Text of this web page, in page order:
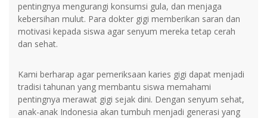
pentingnya mengurangi konsumsi gula, dan menjaga
kebersihan mulut. Para dokter gigi memberikan saran dan
motivasi kepada siswa agar senyum mereka tetap cerah
dan sehat.
Kami berharap agar pemeriksaan karies gigi dapat menjadi
tradisi tahunan yang membantu siswa memahami
pentingnya merawat gigi sejak dini. Dengan senyum sehat,
anak-anak Indonesia akan tumbuh menjadi generasi yang